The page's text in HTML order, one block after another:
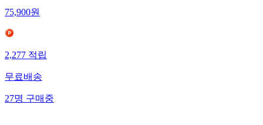
75,900원
2,277 적립
무료배송
27명 구매중